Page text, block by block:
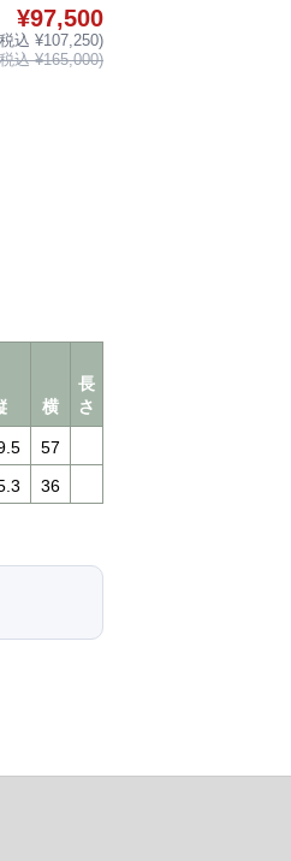
¥97,500
込 ¥107,250)
込 ¥165,000)
横
長
さ
57
36